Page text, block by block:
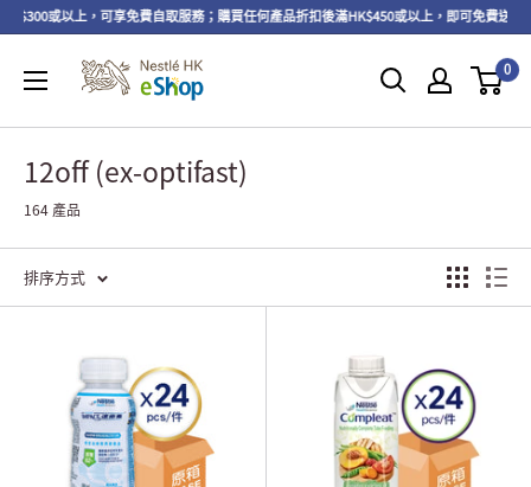
以上，可享免費自取服務；購買任何產品折扣後滿HK$450或以上，即可免費送貨上門。
0
12off (ex-optifast)
164 產品
排序方式